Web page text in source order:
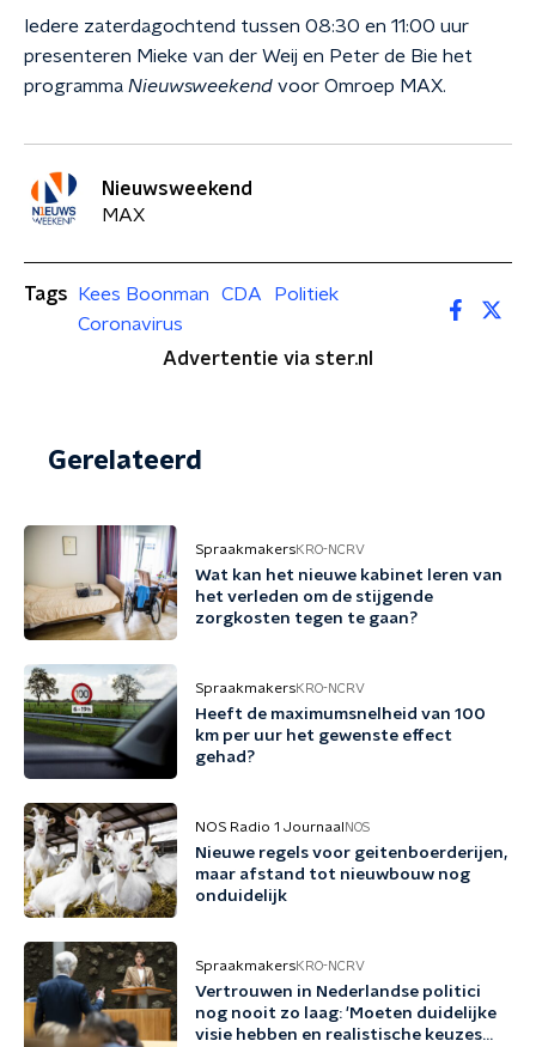
Iedere zaterdagochtend tussen 08:30 en 11:00 uur
presenteren Mieke van der Weij en Peter de Bie het
programma Nieuwsweekend voor Omroep MAX.
Nieuwsweekend
MAX
Tags Kees Boonman CDA
Politiek
Coronavirus
Advertentie via ster.nl
Gerelateerd
SpraakmakersKRO-NCRV
Wat kan het nieuwe kabinet leren van
het verleden om de stijgende
zorgkosten tegen te gaan?
SpraakmakersKRO-NCRV
Heeft de maximumsnelheid van 100
km per uur het gewenste effect
gehad?
NOS Radio 1 Journaal NOS
Nieuwe regels voor geitenboerderijen,
maar afstand tot nieuwbouw nog
onduidelijk
SpraakmakersKRO-NCRV
Vertrouwen in Nederlandse politici
nog nooit zo laag: 'Moeten duidelijke
visie hebben en realistische keuzes